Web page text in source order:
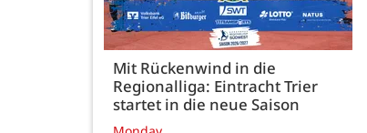
Mit Rückenwind in die
Regionalliga: Eintracht Trier
startet in die neue Saison